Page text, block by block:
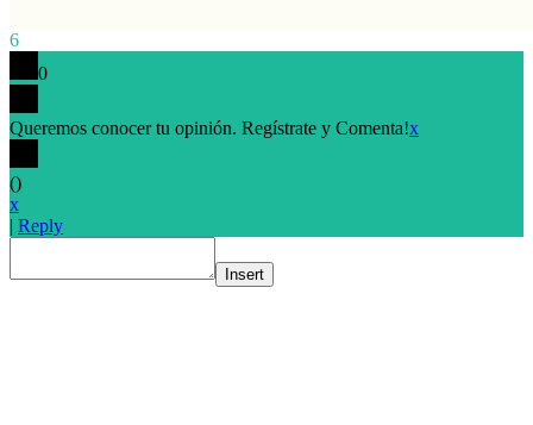
6
0
Queremos conocer tu opinión. Regístrate y Comenta!x
()
x
| Reply
Insert